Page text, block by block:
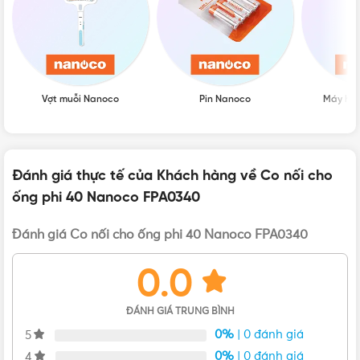
Ngoại hình của Co nối cho ống Ø32 Nanoco NPA0332
Tham khảo các loại ống luồn dây điện Panasonic khác
nanoco
Vợt muỗi Nanoco Pin Nanoco Máy
Đánh giá thực tế của Khách hàng về Co nối cho
ống phi 40 Nanoco FPA0340
Đánh giá Co nối cho ống phi 40 Nanoco FPA0340
0.0
ĐÁNH GIÁ TRUNG BÌNH
5 0% | 0 đánh giá
4
0% | 0 đánh giá